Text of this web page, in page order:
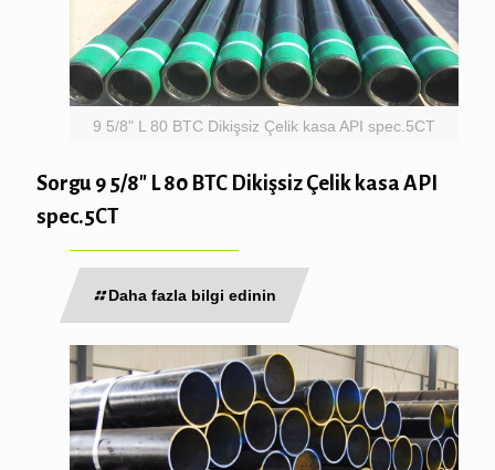
9 5/8" L 80 BTC Dikişsiz Çelik kasa API spec.5CT
Sorgu 9 5/8″ L 80 BTC Dikişsiz Çelik kasa API
spec.5CT
Daha fazla bilgi edinin